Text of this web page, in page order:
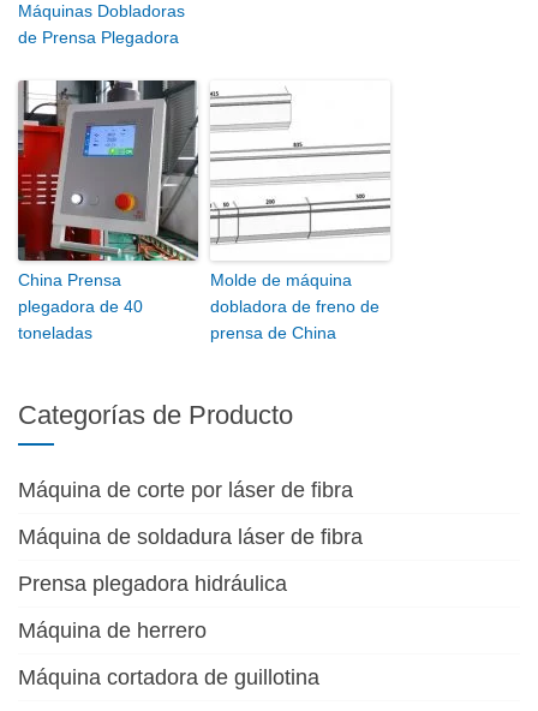
Máquinas Dobladoras
de Prensa Plegadora
China Prensa
plegadora de 40
toneladas
Molde de máquina
dobladora de freno de
prensa de China
Categorías de Producto
Máquina de corte por láser de fibra
Máquina de soldadura láser de fibra
Prensa plegadora hidráulica
Máquina de herrero
Máquina cortadora de guillotina